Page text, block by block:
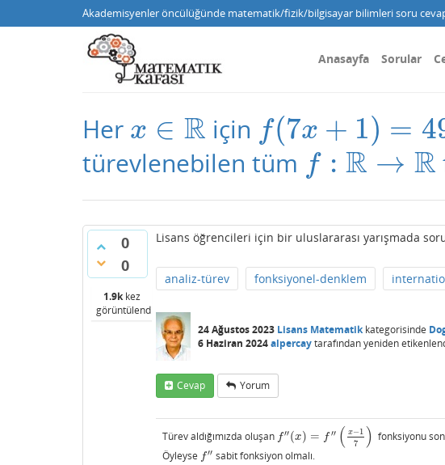
Akademisyenler öncülüğünde matematik/fizik/bilgisayar bilimleri soru
Anasayfa Sorular
Her x ∈ R
x∈R için f(7x + 1) =
f(7x+1)= 49f (x)
türevlenebilen tüm f : R → R
f:R→R
0
0
1.9kkez
görüntülendi
Lisans öğrencileri için bir uluslararası yarışmada
analiz-türev fonksiyonel-denklem
24 Ağustos 2023 Lisans Matematikkategorisinde
6 Haziran 2024alpercaytarafındanyeniden
Cevap Yorum
Türev aldığımızda oluşan f′′(x) = f ′′ ( x−1
7
)
f″(x)=f″ (x− 17)
fonksiyonu
Öyleyse f′′
f″ sabit fonksiyon olmalı.